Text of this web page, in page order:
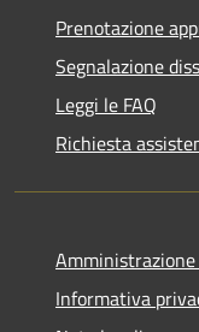
Prenotazione
Segnalazione
Leggi le FAQ
Richiesta
Informativa